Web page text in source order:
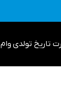
تاریخ تولدی وام 0912